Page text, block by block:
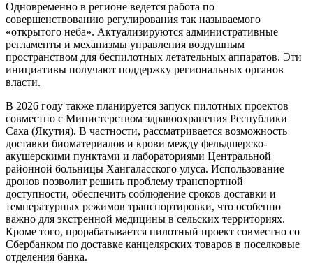
Одновременно в регионе ведется работа по
совершенствованию регулирования так называемого
«открытого неба». Актуализируются административные
регламенты и механизмы управления воздушным
пространством для беспилотных летательных аппаратов. Эти
инициативы получают поддержку региональных органов
власти.
В 2026 году также планируется запуск пилотных проектов
совместно с Министерством здравоохранения Республики
Саха (Якутия). В частности, рассматривается возможность
доставки биоматериалов и крови между фельдшерско-
акушерскими пунктами и лабораториями Центральной
районной больницы Хангаласского улуса. Использование
дронов позволит решить проблему транспортной
доступности, обеспечить соблюдение сроков доставки и
температурных режимов транспортировки, что особенно
важно для экстренной медицины в сельских территориях.
Кроме того, прорабатывается пилотный проект совместно со
Сбербанком по доставке канцелярских товаров в поселковые
отделения банка.